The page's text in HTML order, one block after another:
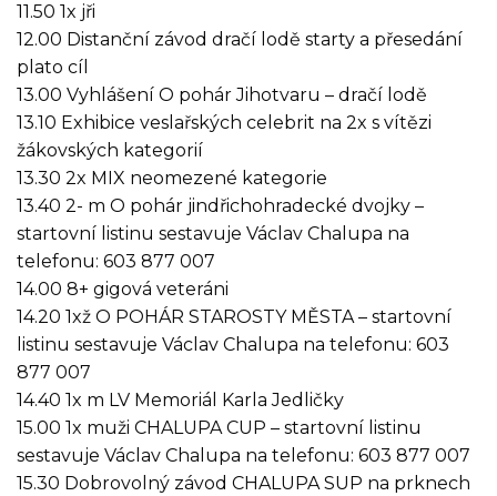
11.50 1x jři
12.00 Distanční závod dračí lodě starty a přesedání
plato cíl
13.00 Vyhlášení O pohár Jihotvaru – dračí lodě
13.10 Exhibice veslařských celebrit na 2x s vítězi
žákovských kategorií
13.30 2x MIX neomezené kategorie
13.40 2- m O pohár jindřichohradecké dvojky –
startovní listinu sestavuje Václav Chalupa na
telefonu: 603 877 007
14.00 8+ gigová veteráni
14.20 1xž O POHÁR STAROSTY MĚSTA – startovní
listinu sestavuje Václav Chalupa na telefonu: 603
877 007
14.40 1x m LV Memoriál Karla Jedličky
15.00 1x muži CHALUPA CUP – startovní listinu
sestavuje Václav Chalupa na telefonu: 603 877 007
15.30 Dobrovolný závod CHALUPA SUP na prknech